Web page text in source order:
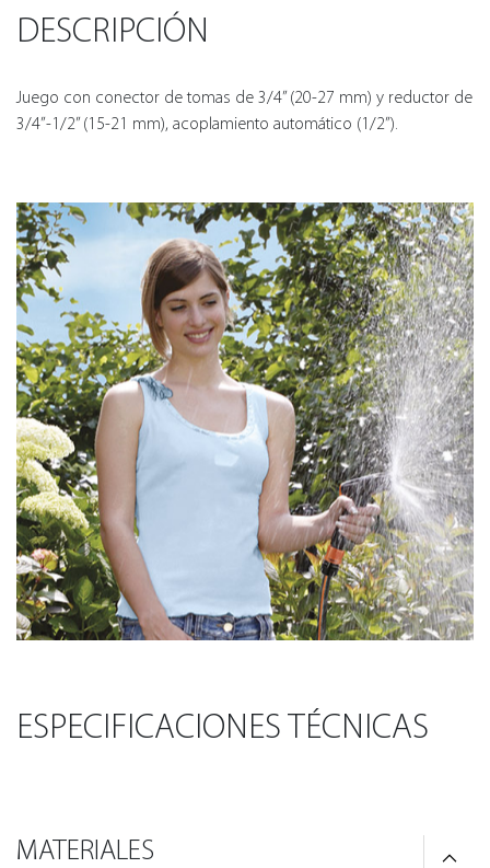
DESCRIPCIÓN
Juego con conector de tomas de 3/4” (20-27 mm) y reductor de
3/4”-1/2” (15-21 mm), acoplamiento automático (1/2”).
ESPECIFICACIONES TÉCNICAS
MATERIALES